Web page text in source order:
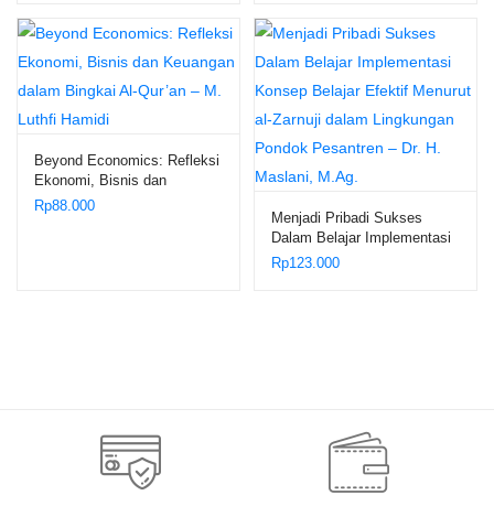
M.H.
Beyond Economics: Refleksi
Ekonomi, Bisnis dan
Keuangan dalam Bingkai Al-
Rp88.000
Menjadi Pribadi Sukses
Dalam Belajar Implementasi
Konsep Belajar Efektif
Rp123.000